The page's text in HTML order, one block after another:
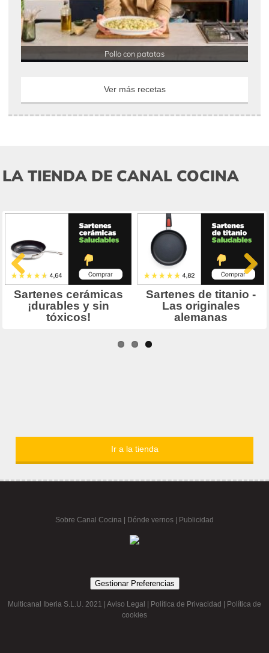
Pollo con patatas
Ver más recetas
LA TIENDA DE CANAL COCINA
Ir a la tienda
Sobre Canal Cocina Dónde vernos | Publicidad
Gestionar Preferencias
Multicanal Iberia S.L.U. 2021 | Aviso Legal Política de Privacidad
Política de
cookies